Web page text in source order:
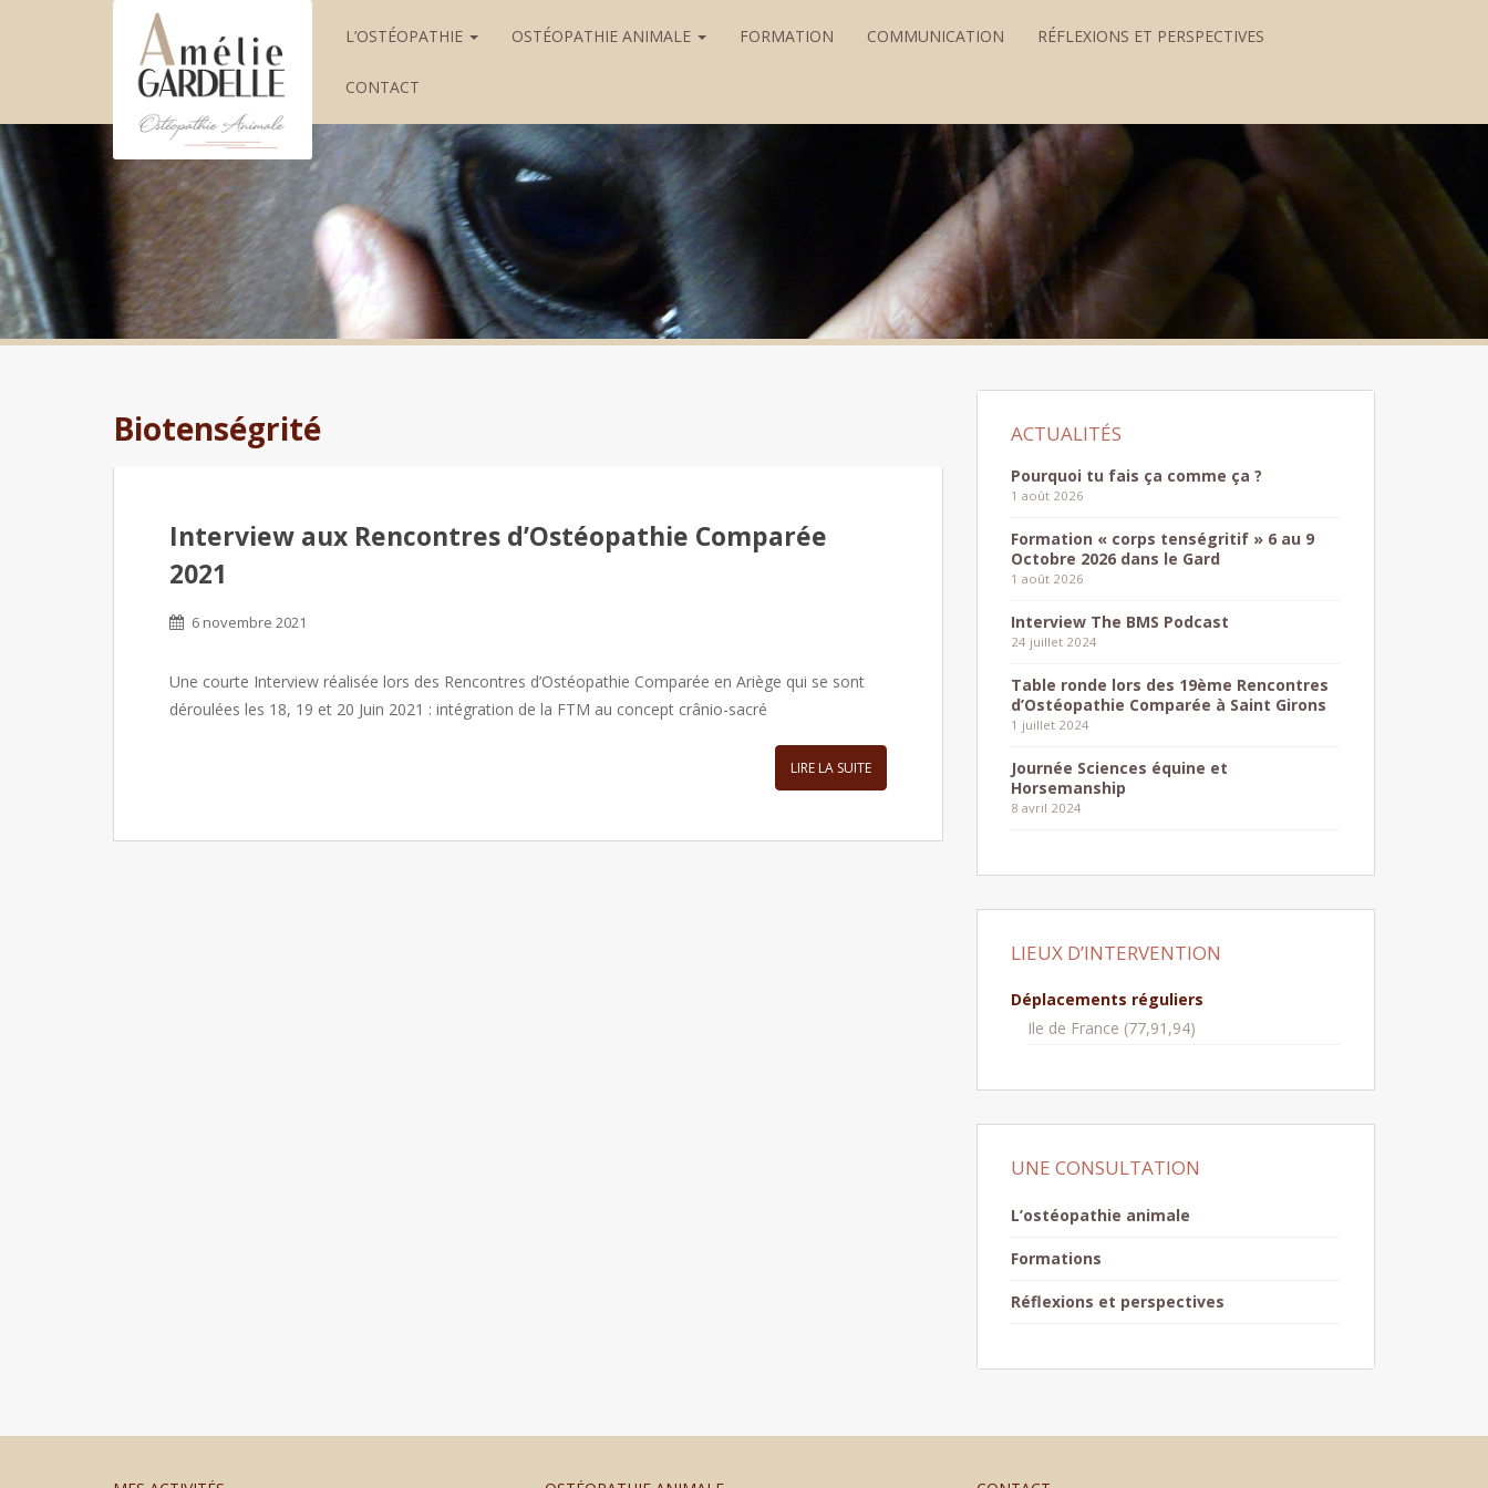
L’OSTÉOPATHIE OSTÉOPATHIE ANIMALE FORMATION COMMUNICATION RÉFLEXIONS ET PERSPECTIVES
CONTACT
Biotenségrité
Interview aux Rencontres d’Ostéopathie Comparée
2021
6 novembre 2021
Une courte Interview réalisée lors des Rencontres d’Ostéopathie Comparée en Ariège qui se sont
déroulées les 18, 19 et 20 Juin 2021 : intégration de la FTM au concept crânio-sacré
LIRE LA SUITE
Pourquoi tu fais ça comme ça ?
1 août 2026
Formation « corps tenségritif » 6 au 9
Octobre 2026 dans le Gard
1 août 2026
Interview The BMS Podcast
24 juillet 2024
Table ronde lors des 19ème Rencontres
d’Ostéopathie Comparée à Saint Girons
1 juillet 2024
Journée Sciences équine et
Horsemanship
8 avril 2024
LIEUX D’INTERVENTION
Déplacements réguliers
Ile de France (77,91,94)
UNE CONSULTATION
L’ostéopathie animale
Formations
Réflexions et perspectives